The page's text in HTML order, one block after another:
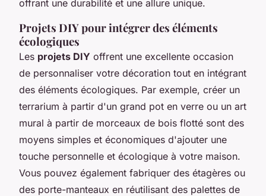
offrant une durabilité et une allure unique.
Projets DIY pour intégrer des éléments
écologiques
Les projets DIY offrent une excellente occasion
de personnaliser votre décoration tout en intégrant
des éléments écologiques. Par exemple, créer un
terrarium à partir d'un grand pot en verre ou un art
mural à partir de morceaux de bois flotté sont des
moyens simples et économiques d'ajouter une
touche personnelle et écologique à votre maison.
Vous pouvez également fabriquer des étagères ou
des porte-manteaux en réutilisant des palettes de